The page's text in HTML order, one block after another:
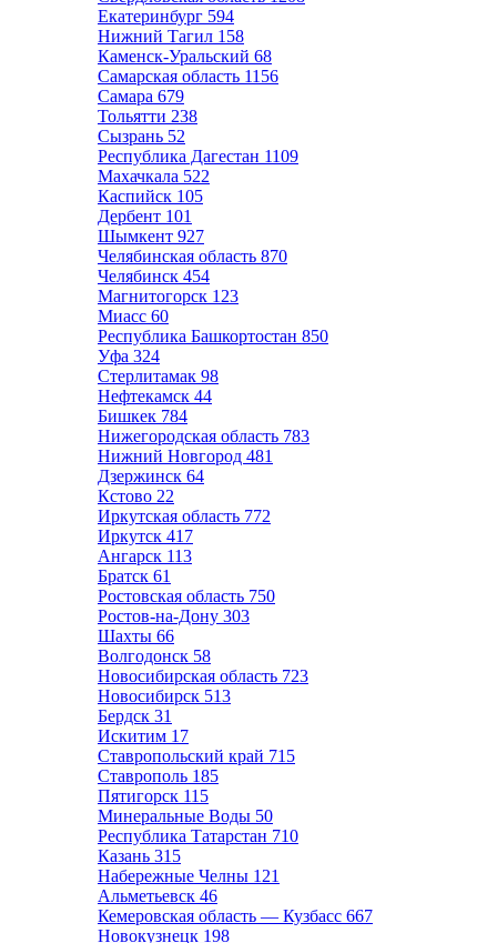
Екатеринбург 594
Нижний Тагил 158
Каменск-Уральский 68
Самарская область 1156
Самара 679
Тольятти 238
Сызрань 52
Республика Дагестан 1109
Махачкала 522
Каспийск 105
Дербент 101
Шымкент 927
Челябинская область 870
Челябинск 454
Магнитогорск 123
Миасс 60
Республика Башкортостан 850
Уфа 324
Стерлитамак 98
Нефтекамск 44
Бишкек 784
Нижегородская область 783
Нижний Новгород 481
Дзержинск 64
Кстово 22
Иркутская область 772
Иркутск 417
Ангарск 113
Братск 61
Ростовская область 750
Ростов-на-Дону 303
Шахты 66
Волгодонск 58
Новосибирская область 723
Новосибирск 513
Бердск 31
Искитим 17
Ставропольский край 715
Ставрополь 185
Пятигорск 115
Минеральные Воды 50
Республика Татарстан 710
Казань 315
Набережные Челны 121
Альметьевск 46
Кемеровская область — Кузбасс 667
Новокузнецк 198